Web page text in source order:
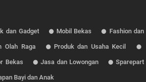
dan Gadget Mobil Bekas Fashion dan
Olah Raga Produk dan Usaha Kecil
Bekas Jasa dan Lowongan Sparepart
Bayi dan Anak